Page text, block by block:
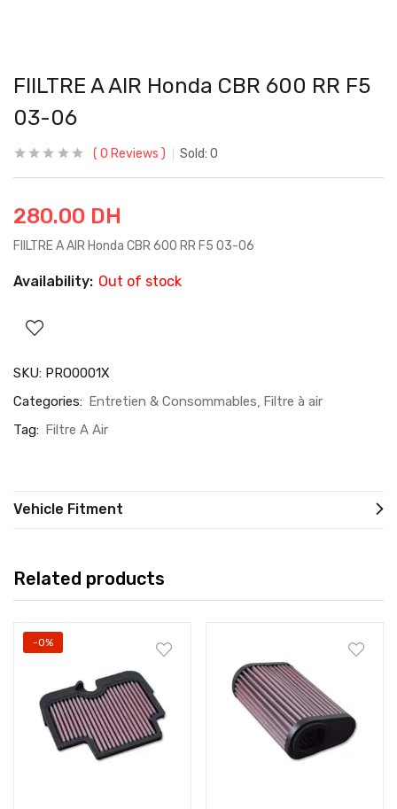
FIILTRE A AIR Honda CBR 600 RR F5
03-06
0 Reviews Sold: 0
280.00 DH
FIILTRE A AIR Honda CBR 600 RR F5 03-06
Availability: Out of stock
SKU: PRO0001X
Categories: Entretien & Consommables Filtre à air
Tag: Filtre A Air
Vehicle Fitment
Related products
-0%